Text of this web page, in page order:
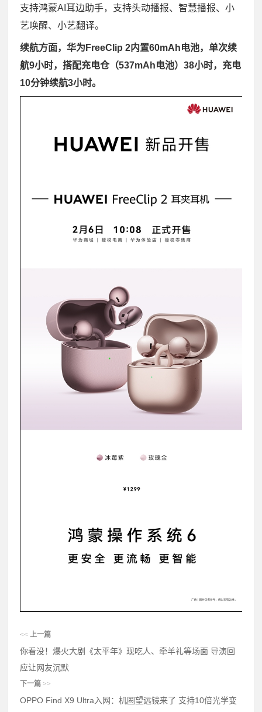
支持鸿蒙AI耳边助手，支持头动播报、智慧播报、小
艺唤醒、小艺翻译。
续航方面，华为FreeClip 2内置60mAh电池，单次续
航9小时，搭配充电仓（537mAh电池）38小时，充电
10分钟续航3小时。
<< 上一篇
你看没！爆火大剧《太平年》现吃人、牵羊礼等场面 导演回
应让网友沉默
下一篇 >>
OPPO Find X9 Ultra入网：机圈望远镜来了 支持10倍光学变